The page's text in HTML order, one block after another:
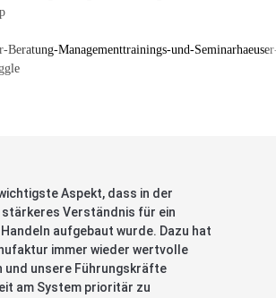
Aspekt, dass in der
stärkeres Verständnis für ein
aufgebaut wurde. Dazu hat
immer wieder wertvolle
und unsere Führungskräfte
am System prioritär zu